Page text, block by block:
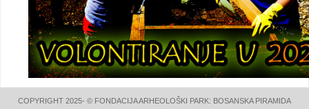
COPYRIGHT 2025- © FONDACIJA ARHEOLOŠKI PARK: BOSANSKA PIRAMIDA